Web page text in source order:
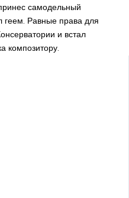
самодельный
геем. Равные права для
и встал
композитору.